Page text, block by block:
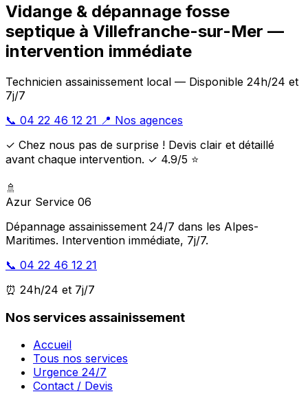
Vidange & dépannage fosse
septique à Villefranche-sur-Mer —
intervention immédiate
Technicien assainissement local — Disponible 24h/24 et
7j/7
📞 04 22 46 12 21 📍 Nos agences
✓ Chez nous pas de surprise ! Devis clair et détaillé
avant chaque intervention. ✓ 4.9/5 ⭐
🚿
Azur Service 06
Dépannage assainissement 24/7 dans les Alpes-
Maritimes. Intervention immédiate, 7j/7.
📞 04 22 46 12 21
⏰ 24h/24 et 7j/7
Nos services assainissement
Accueil
Tous nos services
Urgence 24/7
Contact / Devis